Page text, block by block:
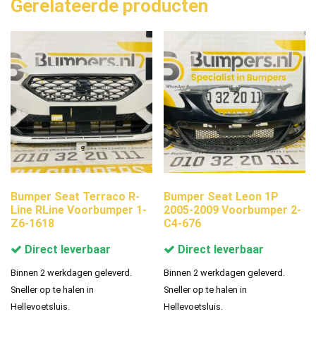
Gerelateerde producten
Bumper Seat Terraco R-
Line RLine Voorbumper 1-
Z6-1618
Direct leverbaar
Binnen 2 werkdagen geleverd.
Sneller op te halen in
Hellevoetsluis.
Bumper Seat Leon 1P
2005-2009 Voorbumper 2-
C4-676
Direct leverbaar
Binnen 2 werkdagen geleverd.
Sneller op te halen in
Hellevoetsluis.